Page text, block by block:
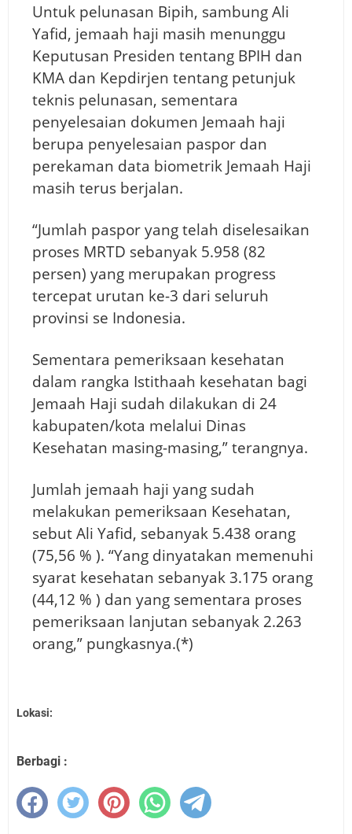
Untuk pelunasan Bipih, sambung Ali
Yafid, jemaah haji masih menunggu
Keputusan Presiden tentang BPIH dan
KMA dan Kepdirjen tentang petunjuk
teknis pelunasan, sementara
penyelesaian dokumen Jemaah haji
berupa penyelesaian paspor dan
perekaman data biometrik Jemaah Haji
masih terus berjalan.
“Jumlah paspor yang telah diselesaikan
proses MRTD sebanyak 5.958 (82
persen) yang merupakan progress
tercepat urutan ke-3 dari seluruh
provinsi se Indonesia.
Sementara pemeriksaan kesehatan
dalam rangka Istithaah kesehatan bagi
Jemaah Haji sudah dilakukan di 24
kabupaten/kota melalui Dinas
Kesehatan masing-masing,” terangnya.
Jumlah jemaah haji yang sudah
melakukan pemeriksaan Kesehatan,
sebut Ali Yafid, sebanyak 5.438 orang
(75,56 % ). “Yang dinyatakan memenuhi
syarat kesehatan sebanyak 3.175 orang
(44,12 % ) dan yang sementara proses
pemeriksaan lanjutan sebanyak 2.263
orang,” pungkasnya.(*)
Lokasi:
Berbagi :